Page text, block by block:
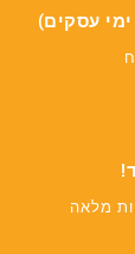
מלאה